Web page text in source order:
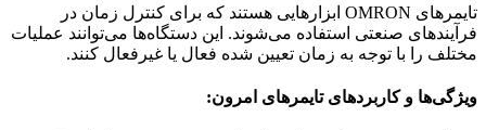
تایمرهای OMRON ابزارهایی هستند که برای کنترل زمان در
فرآیندهای صنعتی استفاده می‌شوند. این دستگاه‌ها می‌توانند عملیات
مختلف را با توجه به زمان تعیین شده فعال یا غیرفعال کنند.
ویژگی‌ها و کاربردهای تایمرهای امرون: